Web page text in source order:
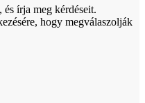
és írja meg kérdéseit.
hogy megválaszolják